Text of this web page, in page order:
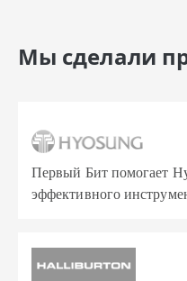
Мы сделали
Первый Бит помогает
эффективного